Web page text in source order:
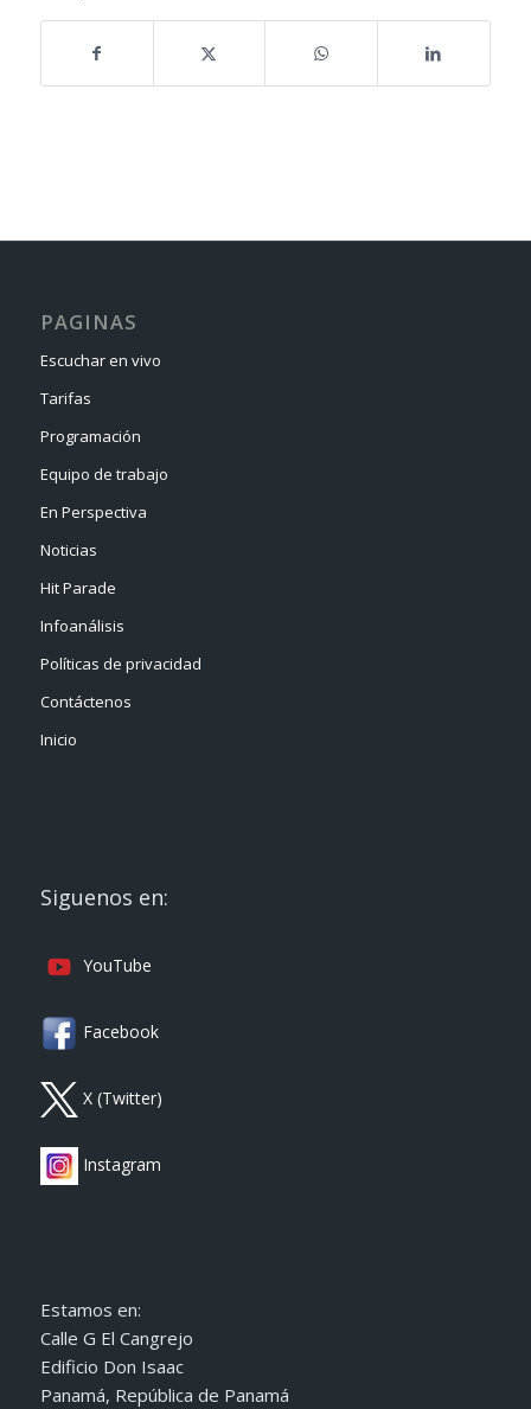
PAGINAS
Escuchar en vivo
Tarifas
Programación
Equipo de trabajo
En Perspectiva
Noticias
Hit Parade
Infoanálisis
Políticas de privacidad
Contáctenos
Inicio
Siguenos en:
YouTube
Facebook
X (Twitter)
Instagram
Estamos en:
Calle G El Cangrejo
Edificio Don Isaac
Panamá, República de Panamá